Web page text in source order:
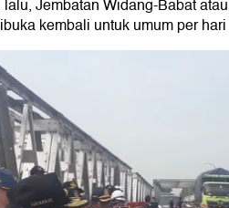
Jembatan Widang-Babat
kembali untuk umum per